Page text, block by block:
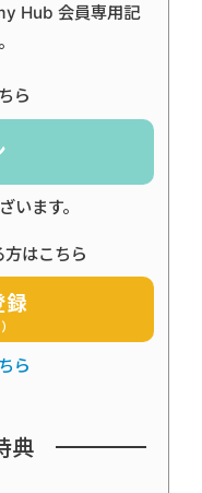
Hub 会員専用記
ら
います。
はこちら
録
ら
典